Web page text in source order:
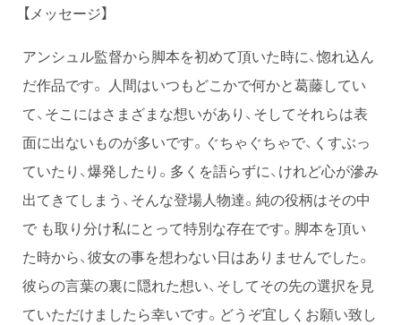
【メッセージ】
アンシュル監督から脚本を初めて頂いた時に、惚れ込ん
だ作品です。 人間はいつもどこかで何かと葛藤してい
て、そこにはさまざまな想いがあり、そしてそれらは表
面に出ないものが多いです。ぐちゃぐちゃで、くすぶっ
ていたり、爆発したり。多くを語らずに、けれど心が滲み
出てきてしまう、そんな登場人物達。純の役柄はその中
で も取り分け私にとって特別な存在です。脚本を頂い
た時から、彼女の事を想わない日はありませんでした。
彼らの言葉の裏に隠れた想い、そしてその先の選択を見
ていただけましたら幸いです。どうぞ宜しくお願い致し